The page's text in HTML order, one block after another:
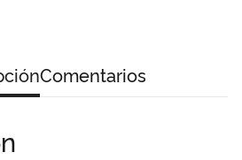
Comentarios